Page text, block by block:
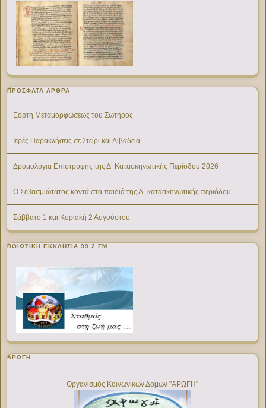
ΠΡΌΣΦΑΤΑ ΆΡΘΡΑ
Εορτή Μεταμορφώσεως του Σωτήρος
Ιερές Παρακλήσεις σε Στείρι και Λιβαδειά
Δρομολόγια Επιστροφής της Δ’ Κατασκηνωτικής Περίοδου 2026
Ο Σεβασμιώτατος κοντά στα παιδιά της Δ΄ κατασκηνωτικής περιόδου
Σάββατο 1 και Κυριακή 2 Αυγούστου
ΒΟΙΩΤΙΚΉ ΕΚΚΛΗΣΊΑ 99,2 FM
ΑΡΩΓΗ
Οργανισμός Κοινωνικών Δομών "ΑΡΩΓΗ"